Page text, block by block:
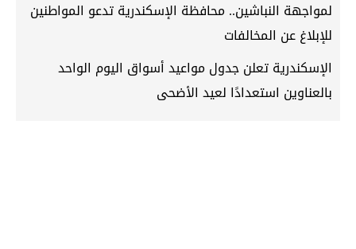
لمواجهة النباشين.. محافظة الإسكندرية تدعو المواطنين
للإبلاغ عن المخالفات
الإسكندرية تعلن جدول مواعيد أسواق اليوم الواحد
بالعناوين استعدادًا لعيد الأضحى